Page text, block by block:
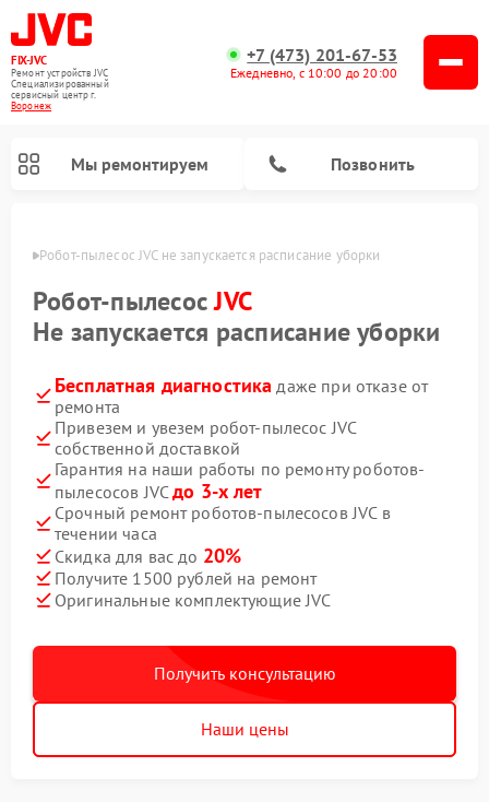
FIX-JVC
Ремонт устройств JVC
Специализированный
cервисный центр г.
Воронеж
+7 (473) 201-67-53
Ежедневно, с 10:00 до 20:00
Мы ремонтируем Позвонить
Робот-пылесос JVC не запускается расписание уборки
Робот-пылесосJVC
Не запускается расписание уборки
Бесплатная диагностика даже при отказе от
ремонта
Привезем и увезем робот-пылесос JVC
собственной доставкой
Гарантия на наши работы по ремонту роботов-
пылесосов JVCдо 3-х лет
Срочный ремонт роботов-пылесосов JVC в
течении часа
Скидка для вас до 20%
Получите 1500 рублей на ремонт
Оригинальные комплектующие JVC
Получить консультацию
Наши цены